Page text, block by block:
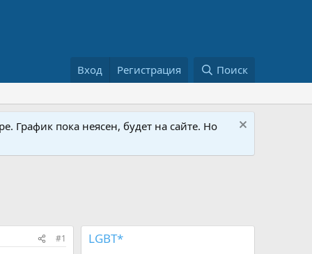
Вход Регистрация Поиск
График пока неясен, будет на сайте. Но
#1 LGBT*